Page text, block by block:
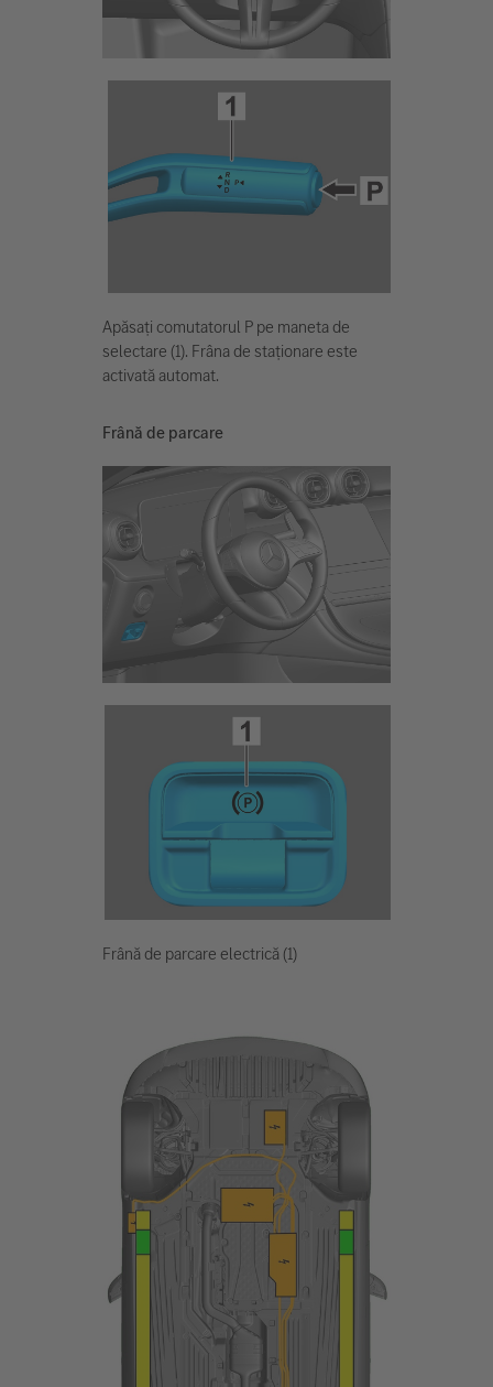
Apăsați comutatorul P pe maneta de
selectare (1). Frâna de staționare este
activată automat.
Frână de parcare
Frână de parcare electrică (1)